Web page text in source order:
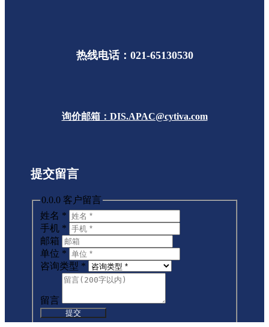
热线电话：021-65130530
询价邮箱：DIS.APAC@cytiva.com
提交留言
0.0.0 客户留言
姓名 *
手机 *
邮箱
单位 *
咨询类型 *
留言
提交